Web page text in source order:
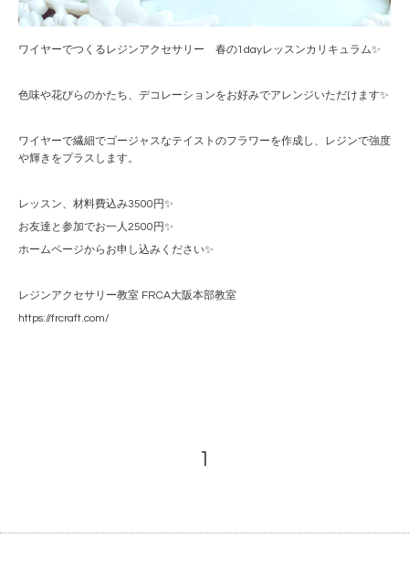
ワイヤーでつくるレジンアクセサリー 春の1dayレッスンカリキュラム✨
色味や花びらのかたち、デコレーションをお好みでアレンジいただけます✨
ワイヤーで繊細でゴージャスなテイストのフラワーを作成し、レジンで強度
や輝きをプラスします。
レッスン、材料費込み3500円✨
お友達と参加でお一人2500円✨
ホームページからお申し込みください✨
レジンアクセサリー教室 FRCA大阪本部教室
https://frcraft.com/
1